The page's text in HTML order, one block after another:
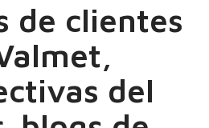
de clientes
del